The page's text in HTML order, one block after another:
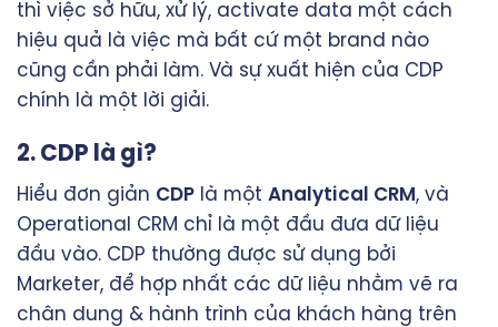
thì việc sở hữu, xử lý, activate data một cách
hiệu quả là việc mà bất cứ một brand nào
cũng cần phải làm. Và sự xuất hiện của CDP
chính là một lời giải.
2. CDP là gì?
Hiểu đơn giản CDP là một Analytical CRM, và
Operational CRM chỉ là một đầu đưa dữ liệu
đầu vào. CDP thường được sử dụng bởi
Marketer, để hợp nhất các dữ liệu nhằm vẽ ra
chân dung & hành trình của khách hàng trên